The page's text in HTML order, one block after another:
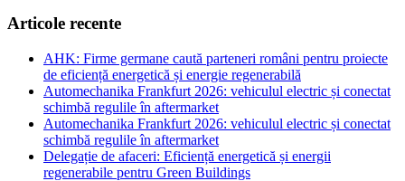
Articole recente
AHK: Firme germane caută parteneri români pentru proiecte
de eficiență energetică și energie regenerabilă
Automechanika Frankfurt 2026: vehiculul electric și conectat
schimbă regulile în aftermarket
Automechanika Frankfurt 2026: vehiculul electric și conectat
schimbă regulile în aftermarket
Delegație de afaceri: Eficiență energetică și energii
regenerabile pentru Green Buildings